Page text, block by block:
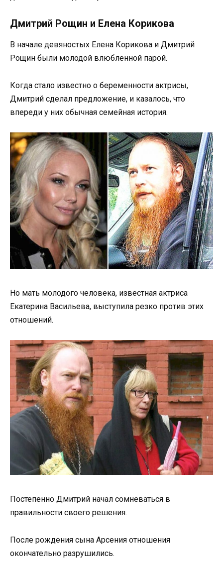
Дмитрий Рощин и Елена Корикова
В начале девяностых Елена Корикова и Дмитрий
Рощин были молодой влюбленной парой.
Когда стало известно о беременности актрисы,
Дмитрий сделал предложение, и казалось, что
впереди у них обычная семейная история.
Но мать молодого человека, известная актриса
Екатерина Васильева, выступила резко против этих
отношений.
Постепенно Дмитрий начал сомневаться в
правильности своего решения.
После рождения сына Арсения отношения
окончательно разрушились.